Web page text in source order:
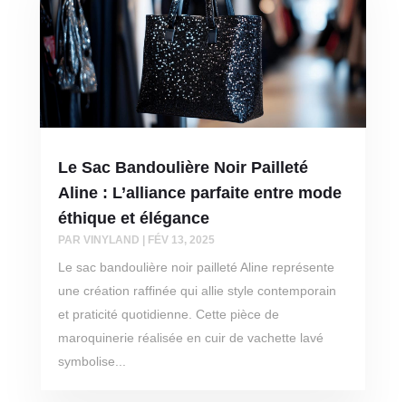
Le Sac Bandoulière Noir Pailleté
Aline : L’alliance parfaite entre mode
éthique et élégance
PAR VINYLAND FÉV 13, 2025
Le sac bandoulière noir pailleté Aline représente
une création raffinée qui allie style contemporain
et praticité quotidienne. Cette pièce de
maroquinerie réalisée en cuir de vachette lavé
symbolise...